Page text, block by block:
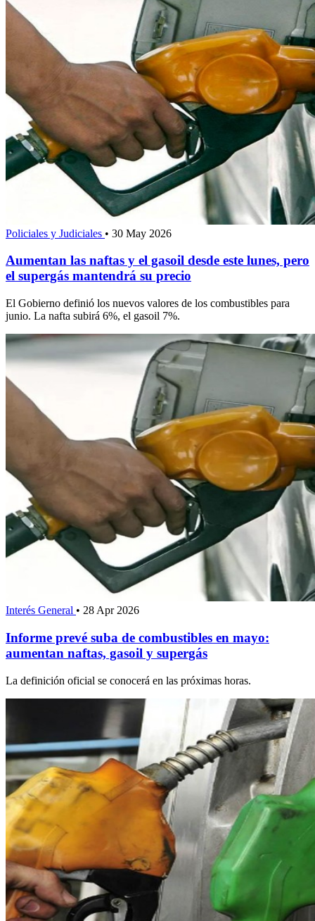
Policiales y Judiciales • 30 May 2026
Aumentan las naftas y el gasoil desde este lunes, pero
el supergás mantendrá su precio
El Gobierno definió los nuevos valores de los combustibles para
junio. La nafta subirá 6%, el gasoil 7%.
Interés General • 28 Apr 2026
Informe prevé suba de combustibles en mayo:
aumentan naftas, gasoil y supergás
La definición oficial se conocerá en las próximas horas.